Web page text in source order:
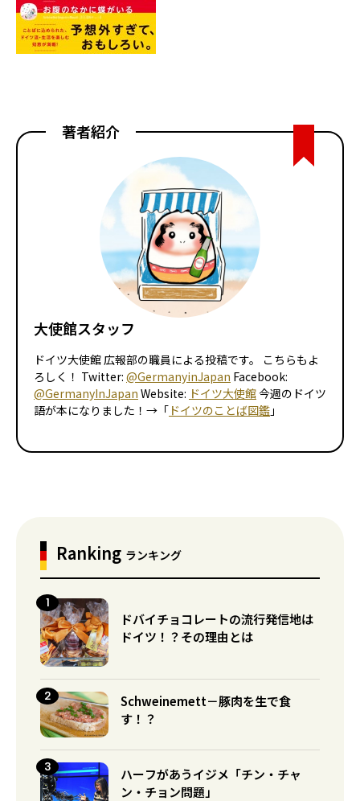
著者紹介
大使館スタッフ
ドイツ大使館 広報部の職員による投稿です。 こちらもよ
ろしく！ Twitter: @GermanyinJapan Facebook:
@GermanyInJapan Website: ドイツ大使館今週のドイツ
語が本になりました！→「 ドイツのことば図鑑 」
Ranking ランキング
ドバイチョコレートの流行発信地は
ドイツ！？その理由とは
Schweinemett－豚肉を生で食
す！？
ハーフがあうイジメ「チン・チャ
ン・チョン問題」